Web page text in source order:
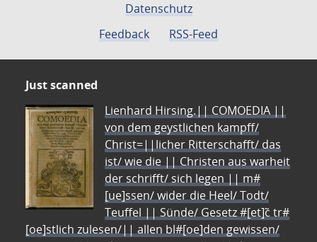
Datenschutz
Feedback
RSS-Feed
Just scanned
Lienhard Hirsing.|| COMOEDIA ||
von dem geystlichen kampff/
Christ=||licher Ritterschafft/ das
ist/ wie die || Christen aus warheit
der schrifft/ sich legen || m#
[ue]ssen/ wider die Heel/ Todt/
Teuffel || Sünde/ Gesetz #[et]c̃ tr#
[oe]stlich zulesen/|| allen bl#[oe]den gewissen/